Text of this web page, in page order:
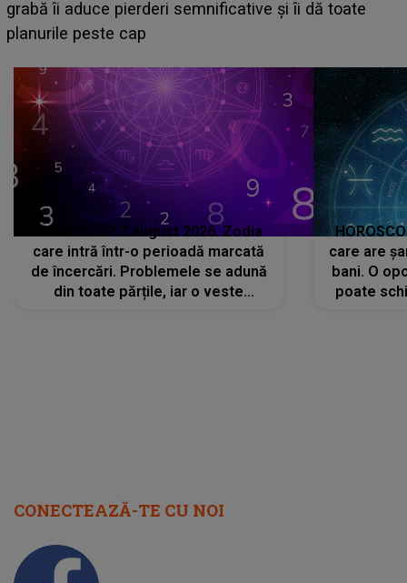
face o MĂRTURISIRE NEAȘTEPTATĂ despre mama
sa: "I-am spus și ei în față, eu nu te iubesc pentru
HOROSCOP 7 august 2026. Zodia
care intră într-o perioadă marcată
de încercări. Problemele se adună
din toate părțile, iar o veste
care are
bani. O
poate
CONECTEAZĂ-TE CU NOI